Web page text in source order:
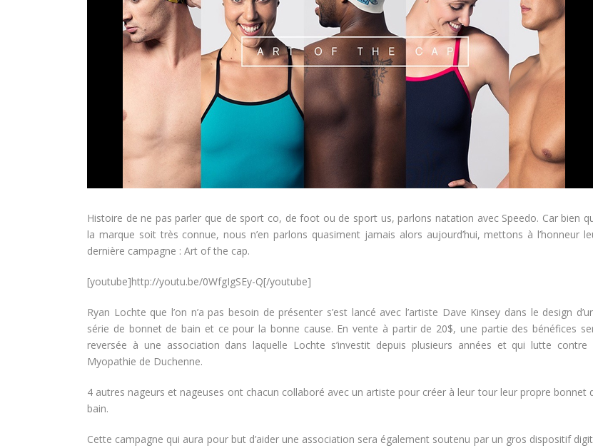
Histoire de ne pas parler que de sport co, de foot ou de sport us, parlons natation avec Speedo. Car bien
la marque soit très connue, nous n’en parlons quasiment jamais alors aujourd’hui, mettons à l’honneur
dernière campagne : Art of the cap.
[youtube]http://youtu.be/0WfgIgSEy-Q[/youtube]
Ryan Lochte que l’on n’a pas besoin de présenter s’est lancé avec l’artiste Dave Kinsey dans le design
série de bonnet de bain et ce pour la bonne cause. En vente à partir de 20$, une partie des bénéfices
reversée à une association dans laquelle Lochte s’investit depuis plusieurs années et qui lutte contre
Myopathie de Duchenne.
4 autres nageurs et nageuses ont chacun collaboré avec un artiste pour créer à leur tour leur propre bonnet
bain.
Cette campagne qui aura pour but d’aider une association sera également soutenu par un gros dispositif